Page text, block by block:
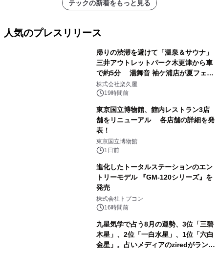
テックの新着をもっと見る
人気のプレスリリース
帰りの渋滞を避けて「温泉＆サウナ」
三井アウトレットパーク木更津から車
で約5分 湯舞音 袖ケ浦店が夏フェア
メニューを提供
株式会社楽久屋
19時間前
東京国立博物館、館内レストラン3店
舗をリニューアル 各店舗の詳細を発
表！
東京国立博物館
1日前
進化したトータルステーションのエン
トリーモデル 『GM-120シリーズ』を
発売
株式会社トプコン
16時間前
九星気学で占う8月の運勢、3位「三碧
木星」、2位「一白水星」、1位「六白
金星」。占いメディアのziredがランキ